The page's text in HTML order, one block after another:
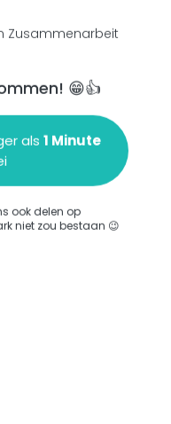
Zusammenarbeit
😁👍
als 1 Minute
ook delen op
niet zou bestaan 😉